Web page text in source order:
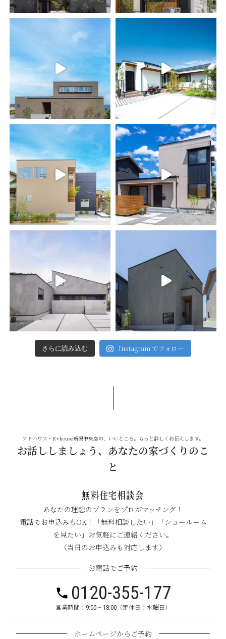
さらに読み込む Instagram でフォロー
アドハウス・R+house新潟中央店の、いいところ。もっと詳しくお伝えします。
お話ししましょう、あなたの家づくりのこ
と
無料住宅相談会
あなたの理想のプランをプロがマッチング！
電話でお申込みもOK！「無料相談したい」「ショールーム
を見たい」お気軽にご連絡ください。
（当日のお申込みも対応します）
お電話でご予約
0120-355-177
営業時間：9:00 ~ 18:00（定休日：水曜日）
ホームページからご予約